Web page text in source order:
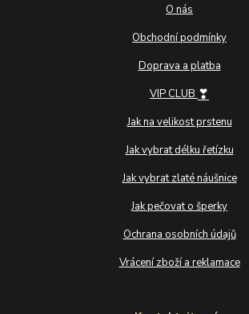
O nás
Obchodní podmínky
Doprava a platba
VIP CLUB ❣
Jak na velikost prstenu
Jak vybrat délku řetízku
Jak vybrat zlaté náušnice
Jak pečovat o šperky
Ochrana osobních údajů
Vrácení zboží a reklamace